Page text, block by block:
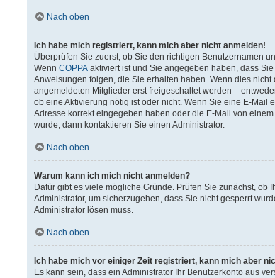
Nach oben
Ich habe mich registriert, kann mich aber nicht anmelden!
Überprüfen Sie zuerst, ob Sie den richtigen Benutzernamen
Wenn COPPA aktiviert ist und Sie angegeben haben, dass
Anweisungen folgen, die Sie erhalten haben. Wenn dies
angemeldeten Mitglieder erst freigeschaltet werden –
ob eine Aktivierung nötig ist oder nicht. Wenn Sie eine E-
Adresse korrekt eingegeben haben oder die E-Mail von
wurde, dann kontaktieren Sie einen Administrator.
Nach oben
Warum kann ich mich nicht anmelden?
Dafür gibt es viele mögliche Gründe. Prüfen Sie zunächst,
Administrator, um sicherzugehen, dass Sie nicht gesperrt
Administrator lösen muss.
Nach oben
Ich habe mich vor einiger Zeit registriert, kann mich aber
Es kann sein, dass ein Administrator Ihr Benutzerkonto aus